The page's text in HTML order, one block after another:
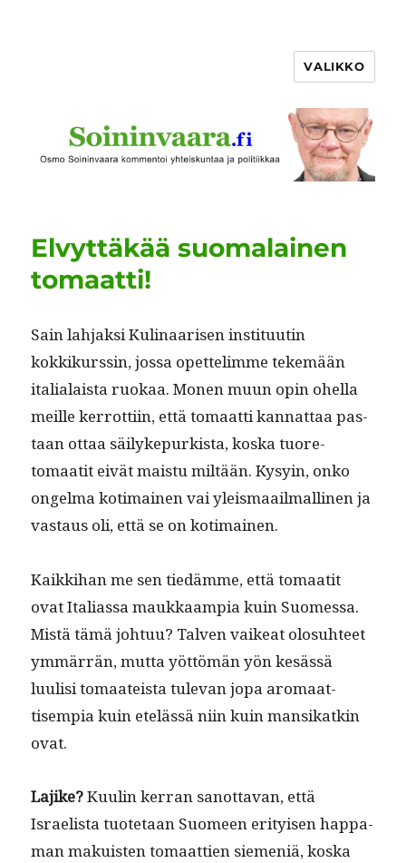
VALIKKO
Elvyttäkää suomalainen
tomaatti!
Sain lah­jak­si Kuli­naarisen insti­tuutin
kokkikurssin, jos­sa opet­te­limme tekemään
ital­ialaista ruokaa. Mon­en muun opin ohel­la
meille ker­rot­ti­in, että tomaat­ti kan­nat­taa pas­
taan ottaa säi­lykepurk­ista, kos­ka tuore­
tomaatit eivät mais­tu miltään. Kysyin, onko
ongel­ma koti­mainen vai yleis­maail­malli­nen ja
vas­taus oli, että se on kotimainen.
Kaikki­han me sen tiedämme, että tomaatit
ovat Ital­ias­sa maukkaampia kuin Suomes­sa.
Mis­tä tämä johtuu? Tal­ven vaikeat olo­suh­teet
ymmär­rän, mut­ta yöt­tömän yön kesässä
luulisi tomaateista tule­van jopa aro­maat­
tisem­pia kuin etelässä niin kuin man­sikatkin
ovat.
Lajike?Kuulin ker­ran san­ot­ta­van, että
Israelista tuote­taan Suomeen eri­tyisen hap­pa­
man makuis­ten tomaat­tien siemeniä, kos­ka